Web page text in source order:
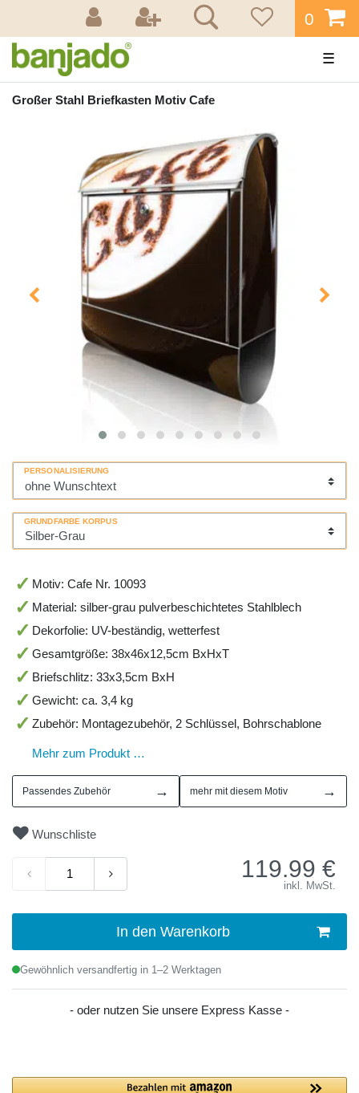
0
☰
Großer Stahl Briefkasten Motiv Cafe
PERSONALISIERUNG
GRUNDFARBE KORPUS
Motiv: Cafe Nr. 10093
Material: silber-grau pulverbeschichtetes Stahlblech
Dekorfolie: UV-beständig, wetterfest
Gesamtgröße: 38x46x12,5cm BxHxT
Briefschlitz: 33x3,5cm BxH
Gewicht: ca. 3,4 kg
Zubehör: Montagezubehör, 2 Schlüssel, Bohrschablone
Mehr zum Produkt …
Passendes Zubehör → mehr mit diesem Motiv →
Wunschliste
119.99 €
inkl. MwSt.
In den Warenkorb
Gewöhnlich versandfertig in 1–2 Werktagen
- oder nutzen Sie unsere Express Kasse -